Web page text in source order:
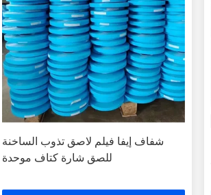
شفاف إيفا فيلم لاصق تذوب الساخنة
للصق شارة كتاف موحدة